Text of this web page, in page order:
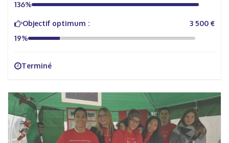
136%
Objectif optimum :
3 500 €
19%
Terminé